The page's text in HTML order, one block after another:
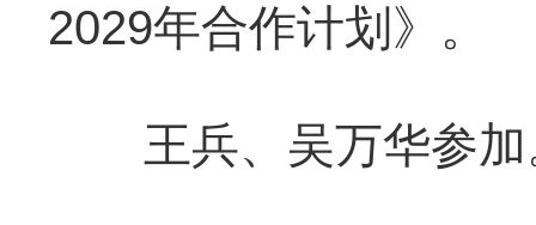
2029年合作计划》。
王兵、吴万华参加